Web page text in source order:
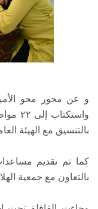
بالتنسيق مع الهيئة
بالتعاون مع جمعية